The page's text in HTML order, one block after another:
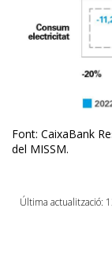
Font: CaixaBank
del MISSM.
Última actualització: